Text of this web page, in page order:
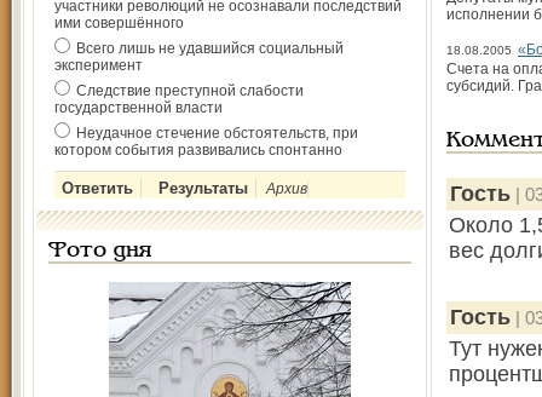
участники революций не осознавали последствий
ими совершённого
Всего лишь не удавшийся социальный
эксперимент
Следствие преступной слабости
государственной власти
Неудачное стечение обстоятельств, при
котором события развивались спонтанно
Архив
Фото дня
исполнении
18.08.2005
Счета на
субсидий.
Гость |
Около
вес
Гость |
Тут